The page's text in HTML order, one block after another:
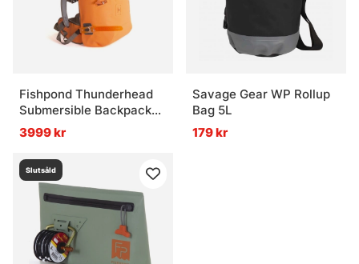
Fishpond Thunderhead
Submersible Backpack
Cutthroat Orange
3999 kr
Savage Gear WP Rollup
Bag 5L
179 kr
Slutsåld